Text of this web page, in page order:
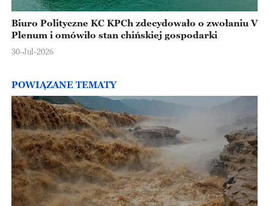
Biuro Polityczne KC KPCh zdecydowało o zwołaniu V
Plenum i omówiło stan chińskiej gospodarki
30-Jul-2026
POWIĄZANE TEMATY